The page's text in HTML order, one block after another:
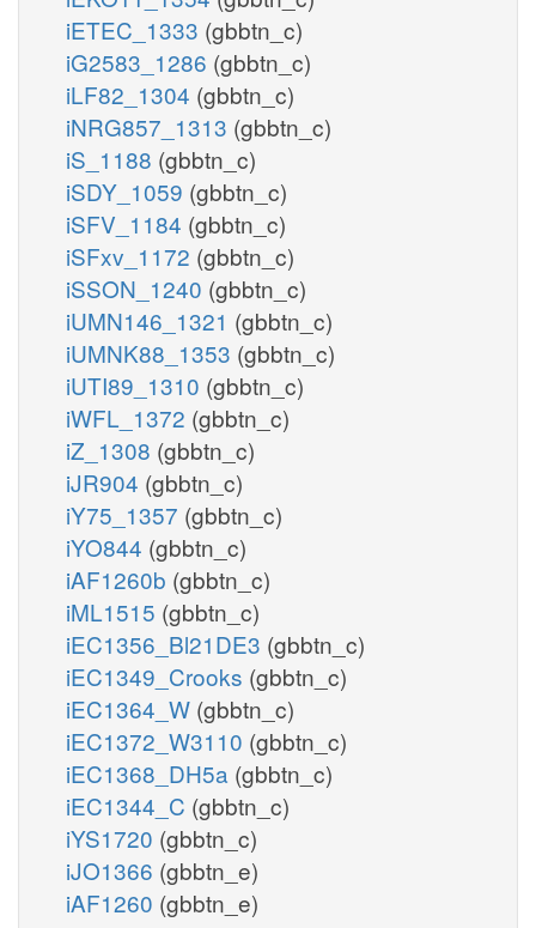
iETEC_1333 (gbbtn_c)
iG2583_1286 (gbbtn_c)
iLF82_1304 (gbbtn_c)
iNRG857_1313 (gbbtn_c)
iS_1188 (gbbtn_c)
iSDY_1059 (gbbtn_c)
iSFV_1184 (gbbtn_c)
iSFxv_1172 (gbbtn_c)
iSSON_1240 (gbbtn_c)
iUMN146_1321 (gbbtn_c)
iUMNK88_1353 (gbbtn_c)
iUTI89_1310 (gbbtn_c)
iWFL_1372 (gbbtn_c)
iZ_1308 (gbbtn_c)
iJR904 (gbbtn_c)
iY75_1357 (gbbtn_c)
iYO844 (gbbtn_c)
iAF1260b (gbbtn_c)
iML1515 (gbbtn_c)
iEC1356_Bl21DE3 (gbbtn_c)
iEC1349_Crooks (gbbtn_c)
iEC1364_W (gbbtn_c)
iEC1372_W3110 (gbbtn_c)
iEC1368_DH5a (gbbtn_c)
iEC1344_C (gbbtn_c)
iYS1720 (gbbtn_c)
iJO1366 (gbbtn_e)
iAF1260 (gbbtn_e)